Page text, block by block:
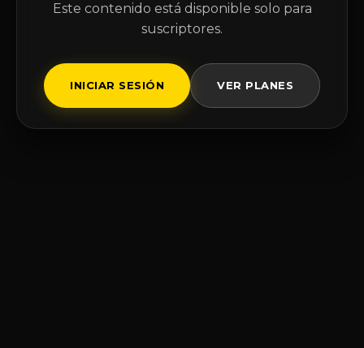
Este contenido está disponible solo para
suscriptores.
INICIAR SESIÓN VER PLANES